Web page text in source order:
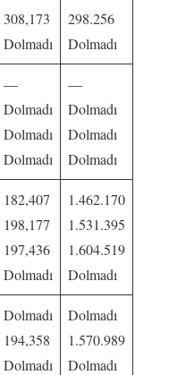
308,173
Dolmadı
298.256
Dolmadı
—
Dolmadı
Dolmadı
Dolmadı
—
Dolmadı
Dolmadı
Dolmadı
182,407
198,177
197,436
Dolmadı
1.462.170
1.531.395
1.604.519
Dolmadı
Dolmadı
194,358
Dolmadı
Dolmadı
1.570.989
Dolmadı